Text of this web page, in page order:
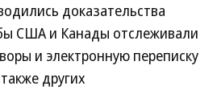
доказательства
США и Канады отслеживали
и электронную переписку
других